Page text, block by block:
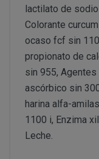
lactilato de
Colorante
ocaso fcf sin
propionato de
sin 955,
ascórbico sin
harina alfa-
1100 i, Enzima
Leche.
Difundir
del terrorismo
Introducir en
interrumpir o
lógicos de
al sitio web
los cuales
Intentar
sistemas
lectura y
través de